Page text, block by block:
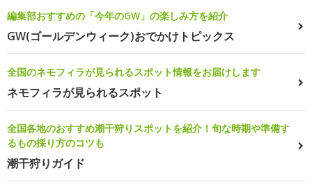
編集部おすすめの「今年のGW」の楽しみ方を紹介
GW(ゴールデンウィーク)おでかけトピックス
全国のネモフィラが見られるスポット情報をお届けします
ネモフィラが見られるスポット
全国各地のおすすめ潮干狩りスポットを紹介！旬な時期や準備す
るもの採り方のコツも
潮干狩りガイド